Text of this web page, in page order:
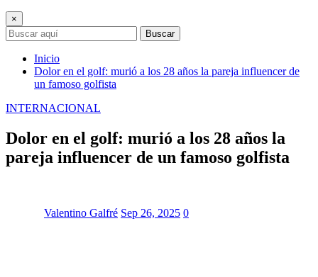
×
Buscar
Inicio
Dolor en el golf: murió a los 28 años la pareja influencer de
un famoso golfista
INTERNACIONAL
Dolor en el golf: murió a los 28 años la
pareja influencer de un famoso golfista
Valentino Galfré Sep 26, 2025 0